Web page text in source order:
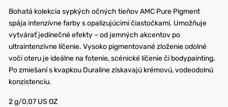
Bohatá kolekcia sypkých očných tieňov AMC Pure Pigment
spája intenzívne farby s opalizujúcimi čiastočkami. Umožňuje
vytvárať jedinečné efekty – od jemných akcentov po
ultraintenzívne líčenie. Vysoko pigmentované zloženie odolné
voči oteru je ideálne na fotenie, scénické líčenie či bodypainting.
Po zmiešaní s kvapkou Duraline získavajú krémovú, vodeodolnú
konzistenciu.
2 g/0,07 US OZ